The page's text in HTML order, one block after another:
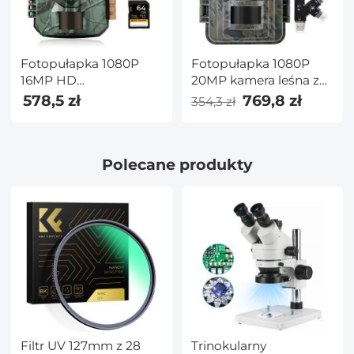
Fotopułapka 1080P
16MP HD
Wodoodporny odkryty
polowanie na
kamera z kartą SD 64G
578,5 zł
Fotopułapka 1080P
20MP kamera leśna z
noktowizorem 0.2S
Trigger Motion
SD 64G i
354,3 zł 769,8 zł
Polecane produkty
Filtr UV 127mm z 28
Trinokularny